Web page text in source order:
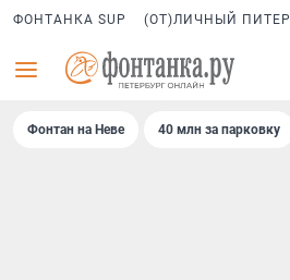
ФОНТАНКА SUP (ОТ)ЛИЧНЫЙ ПИТЕР
Фонтан на Неве 40 млн за парковку